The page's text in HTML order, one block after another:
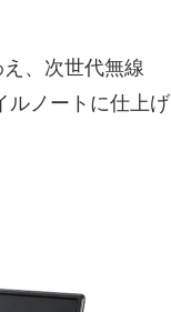
、次世代無線
ルノートに仕上げ